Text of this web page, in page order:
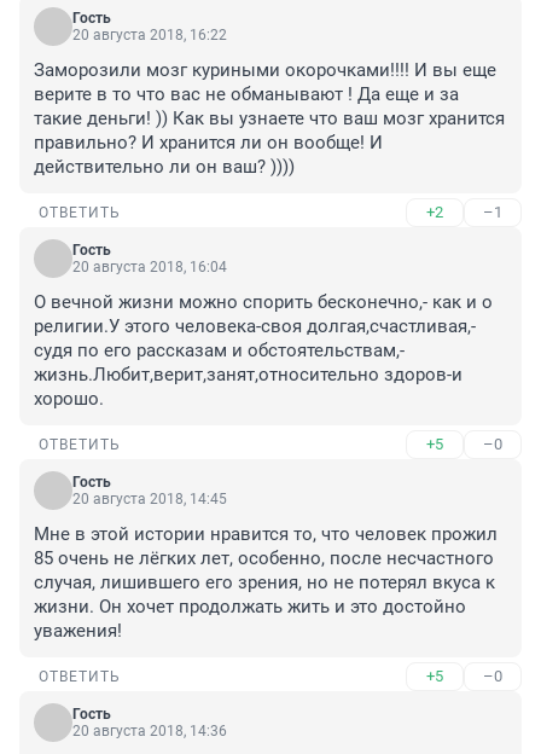
Гость
20 августа 2018, 16:22
Заморозили мозг куриными окорочками!!!! И вы еще
верите в то что вас не обманывают ! Да еще и за
такие деньги! )) Как вы узнаете что ваш мозг хранится
правильно? И хранится ли он вообще! И
действительно ли он ваш? ))))
ОТВЕТИТЬ +2 –1
Гость
20 августа 2018, 16:04
О вечной жизни можно спорить бесконечно,- как и о
религии.У этого человека-своя долгая,счастливая,-
судя по его рассказам и обстоятельствам,-
жизнь.Любит,верит,занят,относительно здоров-и
хорошо.
ОТВЕТИТЬ +5 –0
Гость
20 августа 2018, 14:45
Мне в этой истории нравится то, что человек прожил
85 очень не лёгких лет, особенно, после несчастного
случая, лишившего его зрения, но не потерял вкуса к
жизни. Он хочет продолжать жить и это достойно
уважения!
ОТВЕТИТЬ +5 –0
Гость
20 августа 2018, 14:36